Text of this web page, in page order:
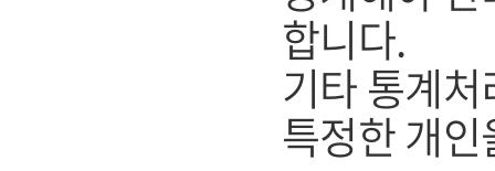
합니다.
기타 통계
특정한 개